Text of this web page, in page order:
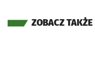
ZOBACZ TAKŻE